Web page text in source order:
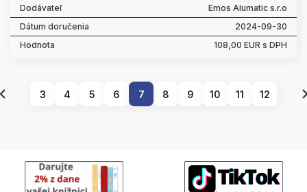
Emos Alumatic s.r.o
2024-09-30
108,00 EUR s DPH
3 4 5 6 7 8 9 10 11 12